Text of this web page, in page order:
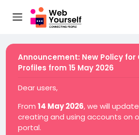
Announcement: New Policy for
Profiles from 15 May 2026
Dear users,
From 14 May 2026, we will
creating and using accounts on
portal.